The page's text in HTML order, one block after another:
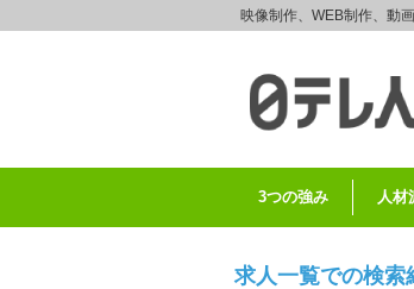
映像制作、WEB制作、動
3つの強み 人材
求人一覧での検索